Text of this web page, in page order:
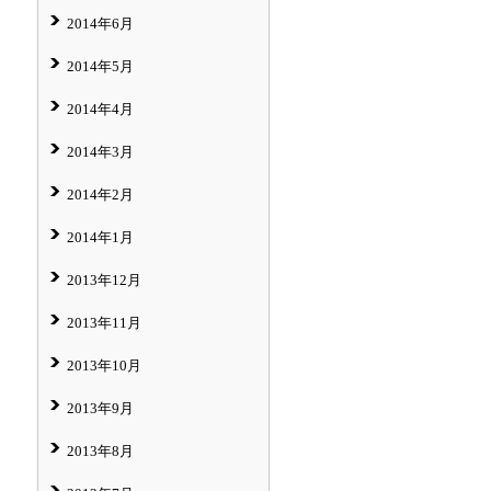
2014年6月
2014年5月
2014年4月
2014年3月
2014年2月
2014年1月
2013年12月
2013年11月
2013年10月
2013年9月
2013年8月